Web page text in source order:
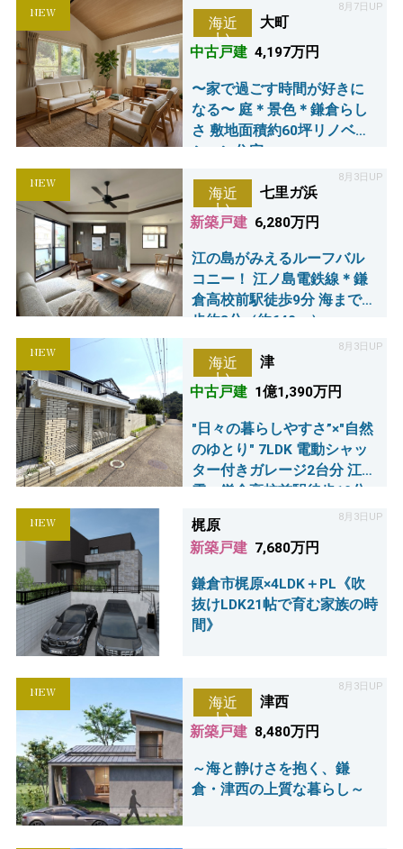
NEW 8月7日UP
海近
い
大町
中古戸建 4,197万円
〜家で過ごす時間が好きに
なる〜 庭＊景色＊鎌倉らし
さ 敷地面積約60坪リノベー
ション住宅
NEW 8月3日UP
海近
い
七里ガ浜
新築戸建 6,280万円
江の島がみえるルーフバル
コニー！ 江ノ島電鉄線＊鎌
倉高校前駅徒歩9分 海まで徒
歩約8分（約640ｍ）
NEW 8月3日UP
海近
い
津
中古戸建 1億1,390万円
"日々の暮らしやすさ”×"自然
のゆとり" 7LDK 電動シャッ
ター付きガレージ2台分 江ノ
電・鎌倉高校前駅徒歩10分
NEW 8月3日UP
梶原
新築戸建 7,680万円
鎌倉市梶原×4LDK＋PL《吹
抜けLDK21帖で育む家族の時
間》
NEW 8月3日UP
海近
い
津西
新築戸建 8,480万円
～海と静けさを抱く、鎌
倉・津西の上質な暮らし～